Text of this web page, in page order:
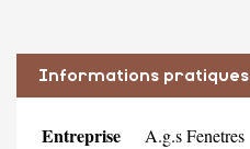
Informations pratiques
Entreprise A.g.s Fenetres